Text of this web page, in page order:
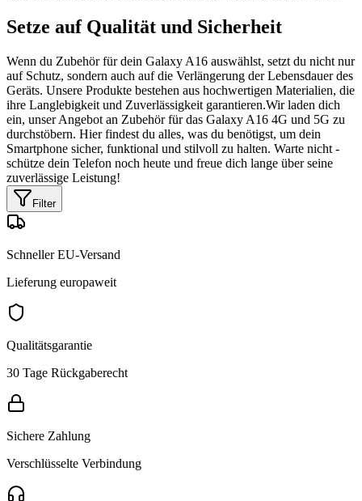
Setze auf Qualität und Sicherheit
Wenn du Zubehör für dein Galaxy A16 auswählst, setzt du nicht nur
auf Schutz, sondern auch auf die Verlängerung der Lebensdauer des
Geräts. Unsere Produkte bestehen aus hochwertigen Materialien, die
ihre Langlebigkeit und Zuverlässigkeit garantieren.Wir laden dich
ein, unser Angebot an Zubehör für das Galaxy A16 4G und 5G zu
durchstöbern. Hier findest du alles, was du benötigst, um dein
Smartphone sicher, funktional und stilvoll zu halten. Warte nicht -
schütze dein Telefon noch heute und freue dich lange über seine
zuverlässige Leistung!
Filter
Schneller EU-Versand
Lieferung europaweit
Qualitätsgarantie
30 Tage Rückgaberecht
Sichere Zahlung
Verschlüsselte Verbindung